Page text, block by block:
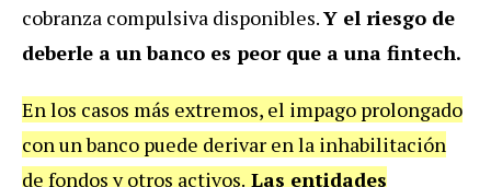
cobranza compulsiva disponibles.Y el riesgo de
deberle a un banco es peor que a una fintech.
En los casos más extremos, el impago prolongado
con un banco puede derivar en la inhabilitación
de fondos y otros activos. Las entidades